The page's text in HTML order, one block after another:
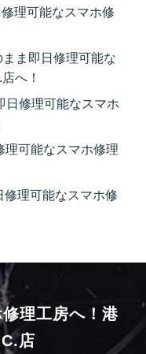
理可能なスマホ修
ま即日修理可能な
へ！
日修理可能なスマホ
理可能なスマホ修理
理可能なスマホ修
理工房へ！ 港
店